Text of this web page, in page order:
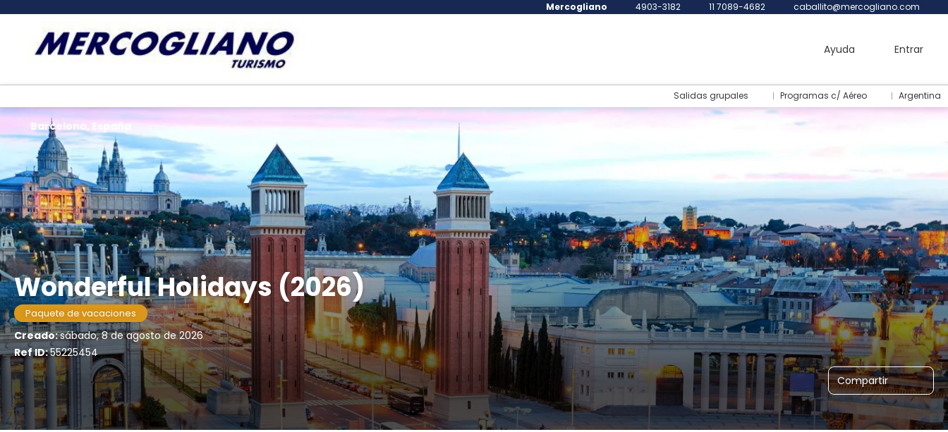
Mercogliano 4903-3182 11 7089-4682 caballito@mercogliano.com
Ayuda Entrar
Salidas grupales Programas c/ Aéreo Argentina
Wonderful Holidays (2026)
Paquete de vacaciones
Creado:sábado, 8 de agosto de 2026
Ref ID:55225454
Compartir
Barcelona, España